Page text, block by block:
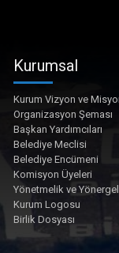
Kurumsal
Kurum Vizyon ve
Organizasyon Şeması
Başkan Yardımcıları
Belediye Meclisi
Belediye Encümeni
Komisyon Üyeleri
Yönetmelik ve
Kurum Logosu
Birlik Dosyası